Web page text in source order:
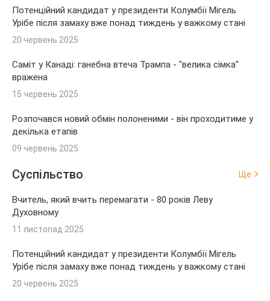
Потенційний кандидат у президенти Колумбії Мігель
Урібе після замаху вже понад тиждень у важкому стані
20 червень 2025
Саміт у Канаді: ганебна втеча Трампа - "велика сімка"
вражена
15 червень 2025
Розпочався новий обмін полоненими - він проходитиме у
декілька етапів
09 червень 2025
Суспільство Ще
Вчитель, який вчить перемагати - 80 років Леву
Духовному
11 листопад 2025
Потенційний кандидат у президенти Колумбії Мігель
Урібе після замаху вже понад тиждень у важкому стані
20 червень 2025